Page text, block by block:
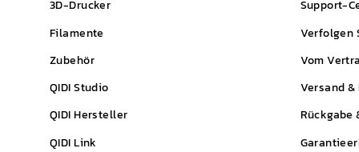
3D-Drucker
Filamente
Zubehör
QIDIStudio
QIDIHersteller
QIDILink
Support-
Verfolgen
Vom
Versand